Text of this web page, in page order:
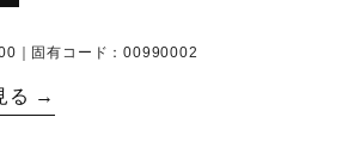
｜固有コード：00990002
る →